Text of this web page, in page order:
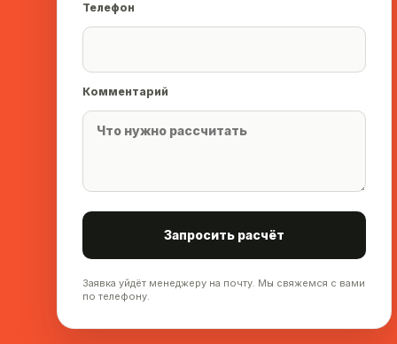
Телефон
Комментарий
Запросить расчёт
Заявка уйдёт менеджеру на почту. Мы свяжемся с вами
по телефону.